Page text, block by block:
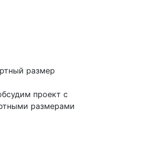
размер
проект с
размерами